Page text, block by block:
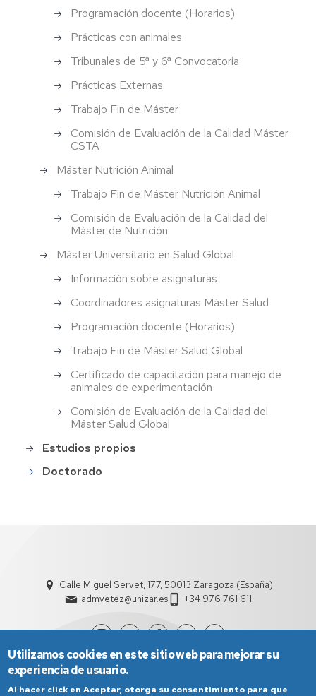
Programación docente (Horarios)
Prácticas con animales
Tribunales de 5ª y 6ª Convocatoria
Prácticas Externas
Trabajo Fin de Máster
Comisión de Evaluación de la Calidad Máster
CSTA
Máster Nutrición Animal
Trabajo Fin de Máster Nutrición Animal
Comisión de Evaluación de la Calidad del
Máster de Nutrición
Máster Universitario en Salud Global
Información sobre asignaturas
Coordinadores asignaturas Máster Salud
Programación docente (Horarios)
Trabajo Fin de Máster Salud Global
Certificado de capacitación para manejo de
animales de experimentación
Comisión de Evaluación de la Calidad del
Máster Salud Global
Estudios propios
Doctorado
Calle Miguel Servet, 177, 50013 Zaragoza (España)
admvetez@unizar.es
+34 976 761 611
Utilizamos cookies en este sitio web para mejorar su
experiencia de usuario.
Al hacer click en Aceptar, otorga su consentimiento para que